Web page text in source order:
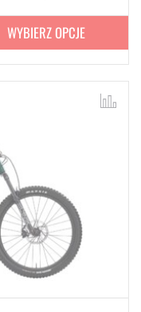
WYBIERZ OPCJE